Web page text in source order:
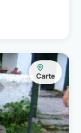
Carte